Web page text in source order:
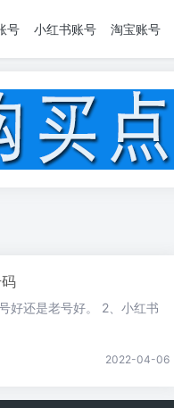
号 小红书账号 淘宝账号
好还是老号好。 2、小红书
2022-04-06